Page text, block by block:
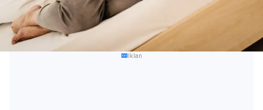
Iklan